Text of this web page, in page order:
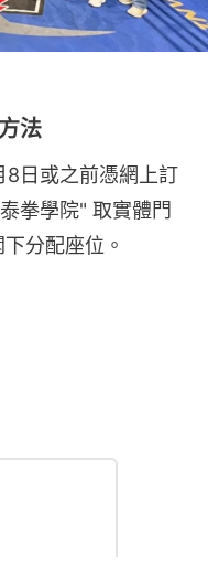
法
日或之前憑網上訂
拳學院" 取實體門
分配座位。